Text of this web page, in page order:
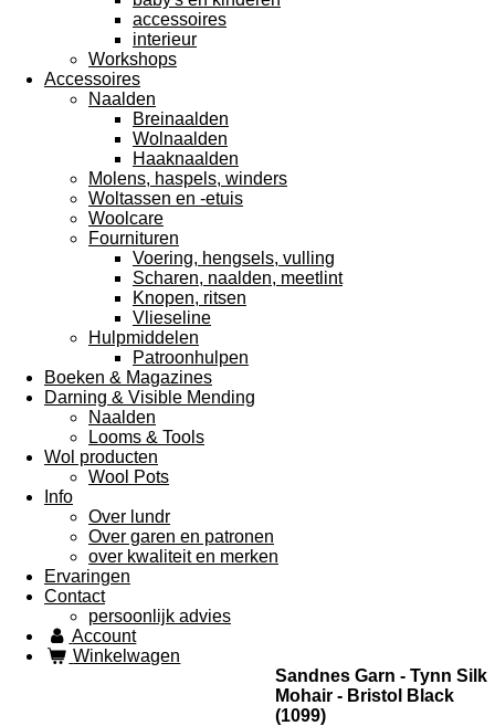
accessoires
interieur
Workshops
Accessoires
Naalden
Breinaalden
Wolnaalden
Haaknaalden
Molens, haspels, winders
Woltassen en -etuis
Woolcare
Fournituren
Voering, hengsels, vulling
Scharen, naalden, meetlint
Knopen, ritsen
Vlieseline
Hulpmiddelen
Patroonhulpen
Boeken & Magazines
Darning & Visible Mending
Naalden
Looms & Tools
Wol producten
Wool Pots
Info
Over lundr
Over garen en patronen
over kwaliteit en merken
Ervaringen
Contact
persoonlijk advies
Account
Winkelwagen
Sandnes Garn - Tynn Silk
Mohair - Bristol Black
(1099)